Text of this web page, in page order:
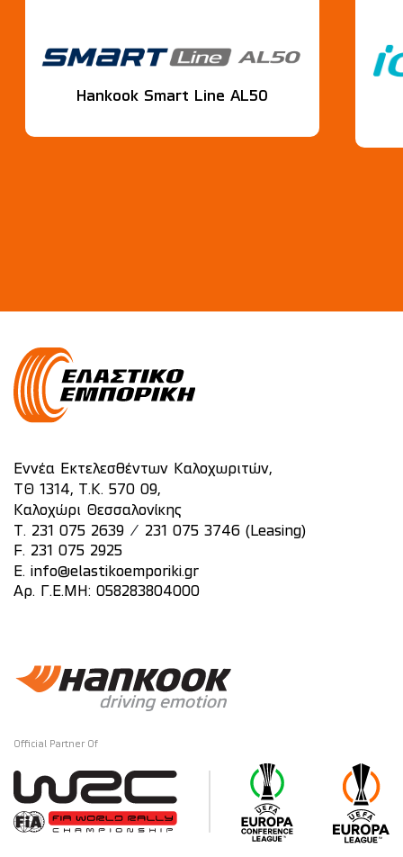
Hankook Smart Line AL50
Εννέα Εκτελεσθέντων Καλοχωριτών,
ΤΘ 1314, Τ.Κ. 570 09,
Καλοχώρι Θεσσαλονίκης
T. 231 075 2639 /
231 075 3746 (Leasing)
F. 231 075 2925
E.
info@elastikoemporiki.gr
Αρ. Γ.Ε.ΜΗ: 058283804000
Official Partner Of